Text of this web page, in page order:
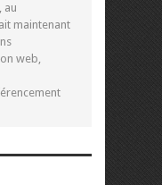
au
maintenant
web,